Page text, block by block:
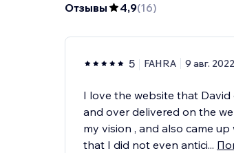
Отзывы 4,9(16)
5 FAHRA 9 авг. 2022
I love the website that
and over delivered on the
my vision , and also came
that I did not even antici...